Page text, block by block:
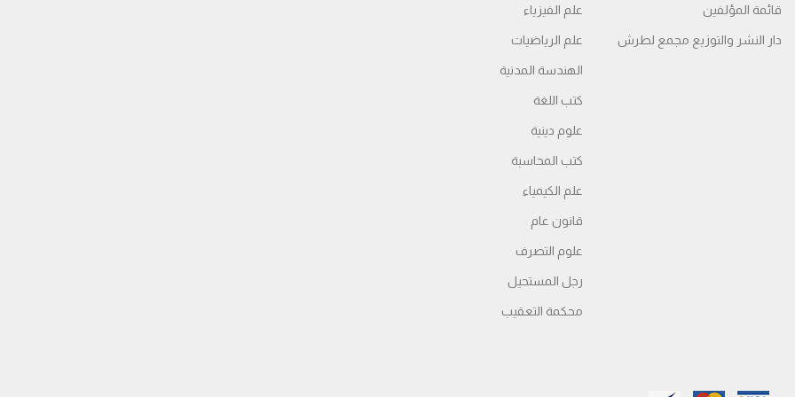
قائمة المؤلفين
دار النشر والتوزيع مجمع لطرش
علم الفيزياء
علم الرياضيات
الهندسة المدنية
كتب اللغة
علوم دينية
كتب المحاسبة
علم الكيمياء
قانون عام
علوم التصرف
رجل المستحيل
محكمة التعقیب